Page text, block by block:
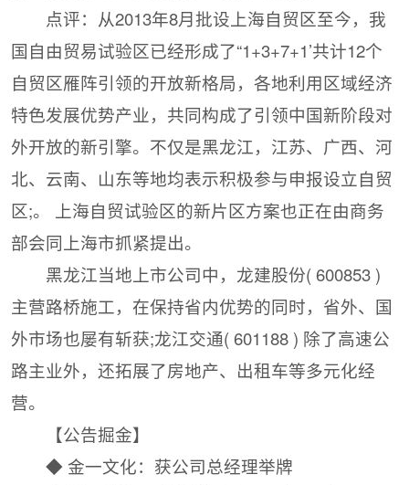
点评：从2013年8月批设上海自贸区至今，我
国自由贸易试验区已经形成了“1+3+7+1’共计12个
自贸区雁阵引领的开放新格局，各地利用区域经济
特色发展优势产业，共同构成了引领中国新阶段对
外开放的新引擎。不仅是黑龙江，江苏、广西、河
北、云南、山东等地均表示积极参与申报设立自贸
区;。 上海自贸试验区的新片区方案也正在由商务
部会同上海市抓紧提出。
黑龙江当地上市公司中，龙建股份( 600853 )
主营路桥施工，在保持省内优势的同时，省外、国
外市场也屡有斩获;龙江交通( 601188 ) 除了高速公
路主业外，还拓展了房地产、出租车等多元化经
营。
【公告掘金】
◆ 金一文化：获公司总经理举牌